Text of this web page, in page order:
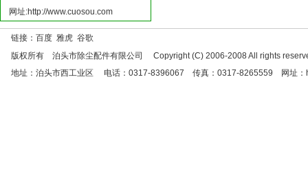
网址:http://www.cuosou.com
链接：百度 雅虎 谷歌
版权所有 泊头市除尘配件有限公司 Copyright (C) 2006-2008 All rights
地址：泊头市西工业区 电话：0317-8396067 传真：0317-8265559 网址